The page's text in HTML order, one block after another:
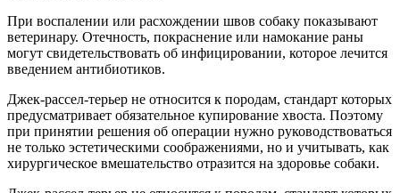
При воспалении или расхождении швов собаку показывают
ветеринару. Отечность, покраснение или намокание раны
могут свидетельствовать об инфицировании, которое лечится
введением антибиотиков.
Джек-рассел-терьер не относится к породам, стандарт которых
предусматривает обязательное купирование хвоста. Поэтому
при принятии решения об операции нужно руководствоваться
не только эстетическими соображениями, но и учитывать, как
хирургическое вмешательство отразится на здоровье собаки.